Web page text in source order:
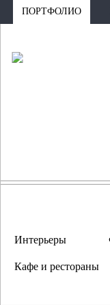
ПОРТФОЛИО
Интерьеры
Кафе и рестораны